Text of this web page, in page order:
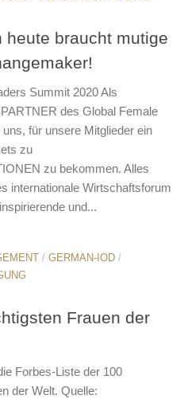
heute braucht mutige
Summit 2020 Als
des Global Female
für unsere Mitglieder ein
zu
zu bekommen. Alles
internationale Wirtschaftsforum
und...
/ GERMAN-IOD /
Frauen der
Forbes-Liste der 100
der Welt. Quelle: